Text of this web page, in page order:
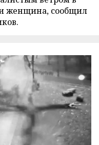
женщина, сообщил